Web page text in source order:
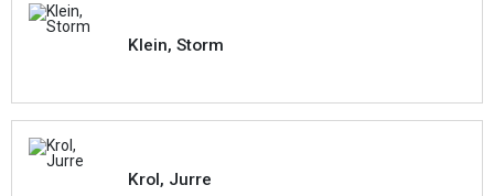
Klein, Storm
Krol, Jurre